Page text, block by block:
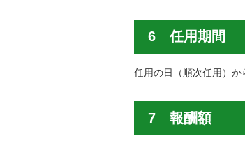
6 任用期間
任用の日（順次任用）
7 報酬額